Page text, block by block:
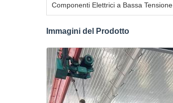
Componenti Elettrici a Bassa Tensione
Immagini del Prodotto